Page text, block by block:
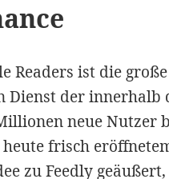
Readers ist die
Dienst der innerhalb
neue Nutzer
frisch
zu Feedly geäußert